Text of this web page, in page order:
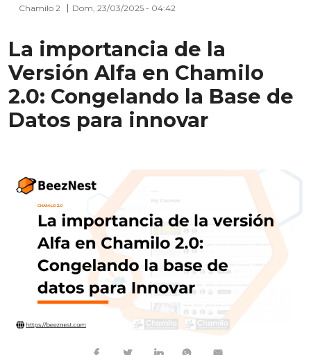
Chamilo 2 Dom, 23/03/2025 - 04:42
La importancia de la
Versión Alfa en Chamilo
2.0: Congelando la Base de
Datos para innovar